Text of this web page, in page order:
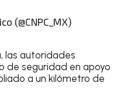
(@CNPC_MX)
las autoridades
de seguridad en apoyo
a un kilómetro de